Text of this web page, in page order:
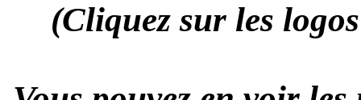
(Cliquez sur les